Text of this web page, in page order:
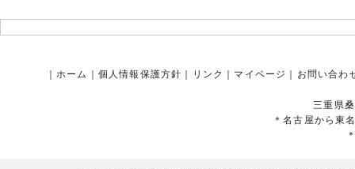
ホーム 個人情報保護方針 リンク マイページ お問い合わ
三重県
＊名古屋から東